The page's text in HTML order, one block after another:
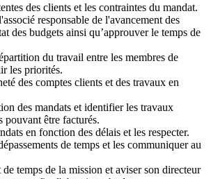
des clients et les contraintes du mandat.
responsable de l'avancement des
des budgets ainsi qu’approuver le temps de
du travail entre les membres de
les priorités.
des comptes clients et des travaux en
des mandats et identifier les travaux
pouvant être facturés.
en fonction des délais et les respecter.
de temps et les communiquer au
temps de la mission et aviser son directeur